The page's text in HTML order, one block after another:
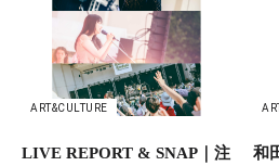
ART&CULTURE
LIVE REPORT & SNAP｜注
和